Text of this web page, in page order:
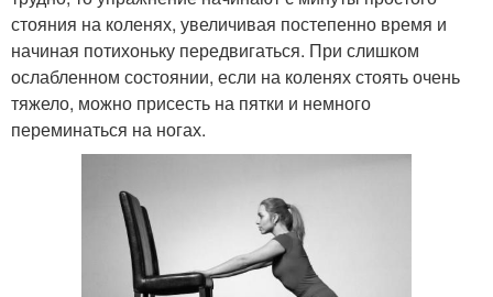
стояния на коленях, увеличивая постепенно время и
начиная потихоньку передвигаться. При слишком
ослабленном состоянии, если на коленях стоять очень
тяжело, можно присесть на пятки и немного
переминаться на ногах.